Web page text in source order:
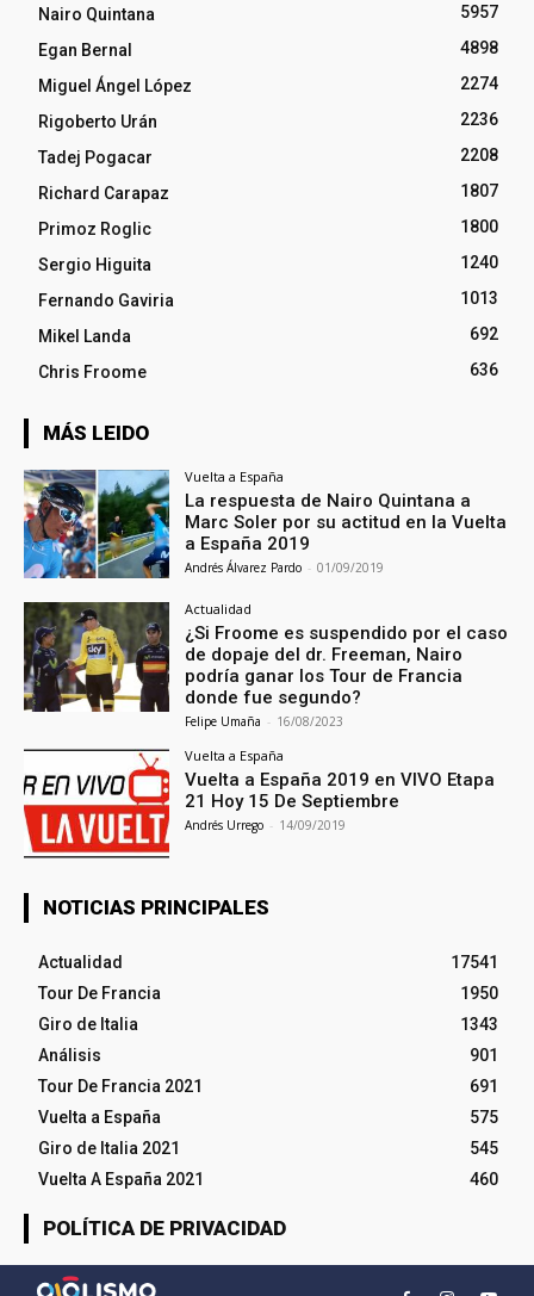
Nairo Quintana
5957
Egan Bernal
4898
Miguel Ángel López
2274
Rigoberto Urán
2236
Tadej Pogacar
2208
Richard Carapaz
1807
Primoz Roglic
1800
Sergio Higuita
1240
Fernando Gaviria
1013
Mikel Landa
692
Chris Froome
636
MÁS LEIDO
Vuelta a España
La respuesta de Nairo Quintana a
Marc Soler por su actitud en la Vuelta
a España 2019
Andrés Álvarez Pardo - 01/09/2019
Actualidad
¿Si Froome es suspendido por el caso
de dopaje del dr. Freeman, Nairo
podría ganar los Tour de Francia
donde fue segundo?
Felipe Umaña - 16/08/2023
Vuelta a España
Vuelta a España 2019 en VIVO Etapa
21 Hoy 15 De Septiembre
Andrés Urrego - 14/09/2019
NOTICIAS PRINCIPALES
Actualidad
17541
Tour De Francia
1950
Giro de Italia
1343
Análisis
901
Tour De Francia 2021
691
Vuelta a España
575
Giro de Italia 2021
545
Vuelta A España 2021
460
POLÍTICA DE PRIVACIDAD